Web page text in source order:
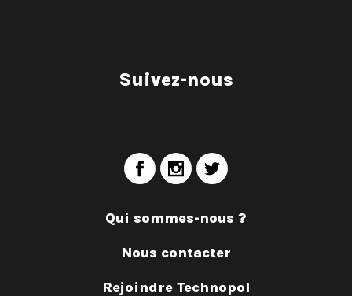
Suivez-nous
Qui sommes-nous ?
Nous contacter
Rejoindre Technopol